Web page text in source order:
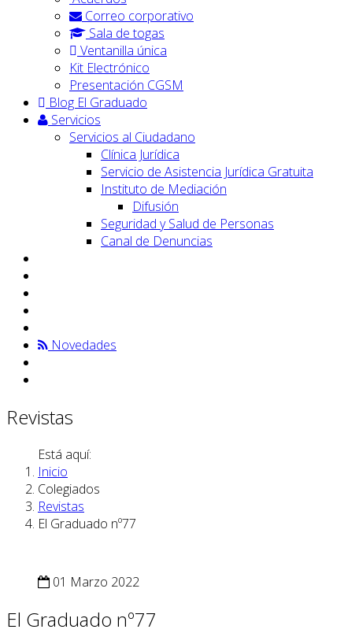
Correo corporativo
Sala de togas
Ventanilla única
Kit Electrónico
Presentación CGSM
Blog El Graduado
Servicios
Servicios al Ciudadano
Clínica Jurídica
Servicio de Asistencia Jurídica Gratuita
Instituto de Mediación
Difusión
Seguridad y Salud de Personas
Canal de Denuncias
Novedades
Revistas
Está aquí:
Inicio
Colegiados
Revistas
El Graduado nº77
01 Marzo 2022
El Graduado nº77